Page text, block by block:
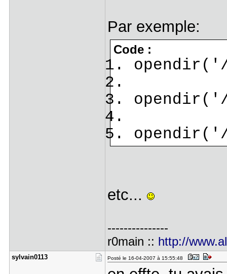
Par exemple:
Code :
etc...
---------------
r0main :: http://
sylvain011​3 Posté le 16-04-2007 à 15:55:48